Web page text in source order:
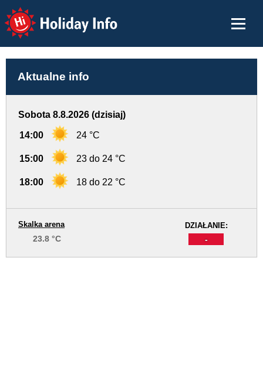
Holiday Info
Aktualne info
Sobota 8.8.2026 (dzisiaj)
14:00 24 °C
15:00 23 do 24 °C
18:00 18 do 22 °C
DZIAŁANIE:
-
Skalka arena
23.8 °C